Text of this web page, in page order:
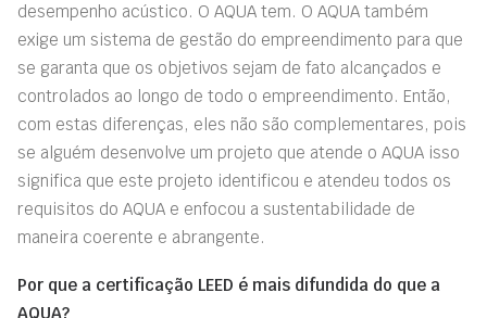
desempenho acústico. O AQUA tem. O AQUA também
exige um sistema de gestão do empreendimento para que
se garanta que os objetivos sejam de fato alcançados e
controlados ao longo de todo o empreendimento. Então,
com estas diferenças, eles não são complementares, pois
se alguém desenvolve um projeto que atende o AQUA isso
significa que este projeto identificou e atendeu todos os
requisitos do AQUA e enfocou a sustentabilidade de
maneira coerente e abrangente.
Por que a certificação LEED é mais difundida do que a
AQUA?